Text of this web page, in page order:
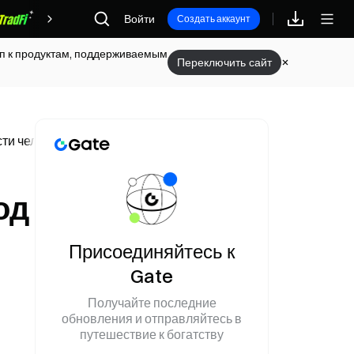
Награды
Войти Создать аккаунт
к продуктам, поддерживаемым
Переключить сайт
в области ИИ заменяет 60 SAP-консультантов
Присоединяйтесь к
Gate
Получайте последние
обновления и отправляйтесь в
путешествие к богатству